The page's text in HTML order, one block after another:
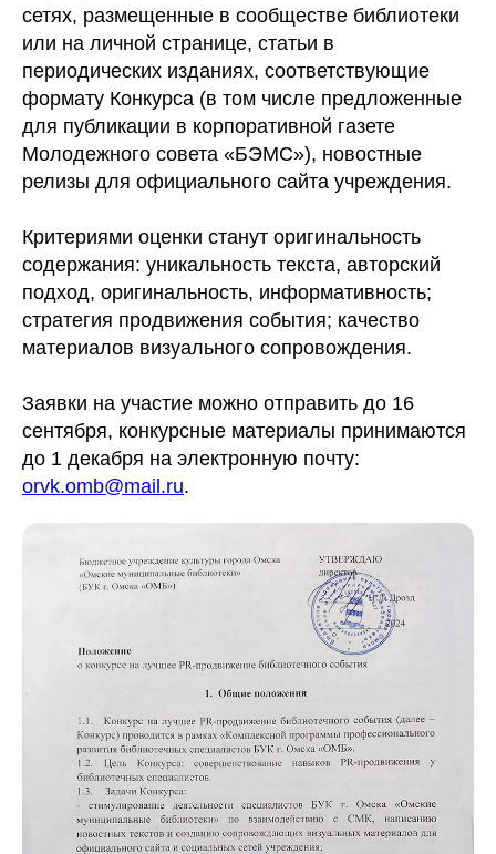
сетях, размещенные в сообществе библиотеки
или на личной странице, статьи в
периодических изданиях, соответствующие
формату Конкурса (в том числе предложенные
для публикации в корпоративной газете
Молодежного совета «БЭМС»), новостные
релизы для официального сайта учреждения.
Критериями оценки станут оригинальность
содержания: уникальность текста, авторский
подход, оригинальность, информативность;
стратегия продвижения события; качество
материалов визуального сопровождения.
Заявки на участие можно отправить до 16
сентября, конкурсные материалы принимаются
до 1 декабря на электронную почту:
orvk.omb@mail.ru.